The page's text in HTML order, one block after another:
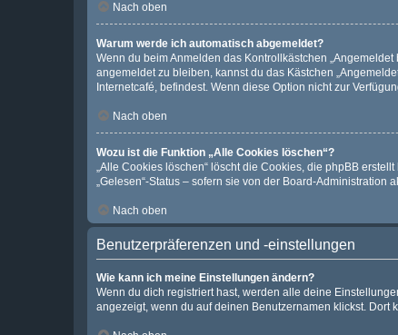
Nach oben
Warum werde ich automatisch abgemeldet?
Wenn du beim Anmelden das Kontrollkästchen
angemeldet zu bleiben, kannst du das Kästchen
Internetcafé, befindest. Wenn diese Option nicht zur
Nach oben
Wozu ist die Funktion „Alle Cookies löschen“?
„Alle Cookies löschen“ löscht die Cookies, die phpBB
„Gelesen“-Status – sofern sie von der Board-
Nach oben
Benutzerpräferenzen und -einstellungen
Wie kann ich meine Einstellungen ändern?
Wenn du dich registriert hast, werden alle deine
angezeigt, wenn du auf deinen Benutzernamen klickst. Dort